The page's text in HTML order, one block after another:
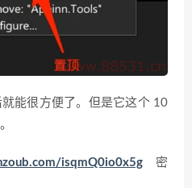
能很方便了。但是它这个 10
isqmQ0io0x5g 密